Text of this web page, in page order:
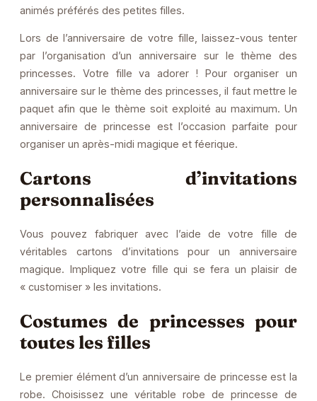
animés préférés des petites filles.
Lors de l’anniversaire de votre fille, laissez-vous tenter
par l’organisation d’un anniversaire sur le thème des
princesses. Votre fille va adorer ! Pour organiser un
anniversaire sur le thème des princesses, il faut mettre le
paquet afin que le thème soit exploité au maximum. Un
anniversaire de princesse est l’occasion parfaite pour
organiser un après-midi magique et féerique.
Cartons d’invitations
personnalisées
Vous pouvez fabriquer avec l’aide de votre fille de
véritables cartons d’invitations pour un anniversaire
magique. Impliquez votre fille qui se fera un plaisir de
« customiser » les invitations.
Costumes de princesses pour
toutes les filles
Le premier élément d’un anniversaire de princesse est la
robe. Choisissez une véritable robe de princesse de